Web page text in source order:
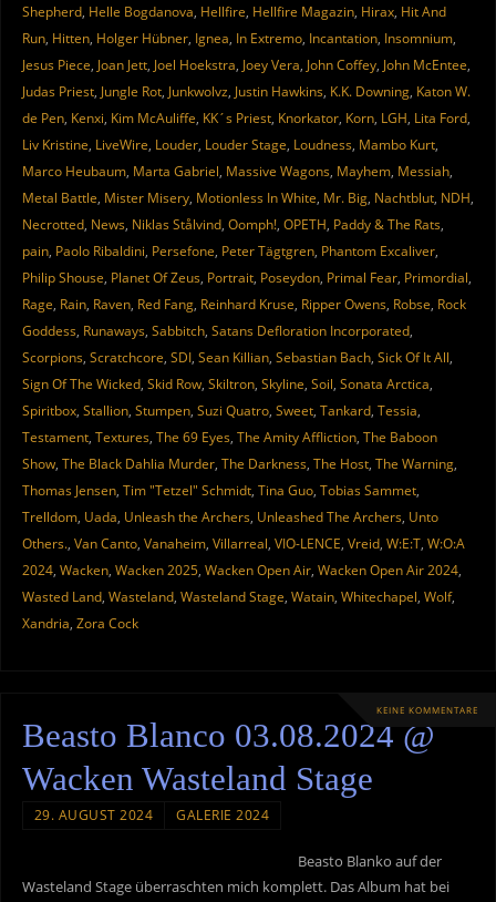
Shepherd, Helle Bogdanova, Hellfire, Hellfire Magazin, Hirax, Hit And
Run, Hitten, Holger Hübner, Ignea, In Extremo, Incantation, Insomnium,
Jesus Piece, Joan Jett, Joel Hoekstra, Joey Vera, John Coffey, John McEntee,
Judas Priest, Jungle Rot, Junkwolvz, Justin Hawkins, K.K. Downing, Katon W.
de Pen, Kenxi, Kim McAuliffe, KK´s Priest, Knorkator, Korn, LGH, Lita Ford,
Liv Kristine, LiveWire, Louder, Louder Stage, Loudness, Mambo Kurt,
Marco Heubaum, Marta Gabriel, Massive Wagons, Mayhem, Messiah,
Metal Battle, Mister Misery, Motionless In White, Mr. Big, Nachtblut, NDH,
Necrotted, News, Niklas Stålvind, Oomph!, OPETH, Paddy & The Rats,
pain, Paolo Ribaldini, Persefone, Peter Tägtgren, Phantom Excaliver,
Philip Shouse, Planet Of Zeus, Portrait, Poseydon, Primal Fear, Primordial,
Rage, Rain, Raven, Red Fang, Reinhard Kruse, Ripper Owens, Robse, Rock
Goddess, Runaways, Sabbitch, Satans Defloration Incorporated,
Scorpions, Scratchcore, SDI, Sean Killian, Sebastian Bach, Sick Of It All,
Sign Of The Wicked, Skid Row, Skiltron, Skyline, Soil, Sonata Arctica,
Spiritbox, Stallion, Stumpen, Suzi Quatro, Sweet, Tankard, Tessia,
Testament, Textures, The 69 Eyes, The Amity Affliction, The Baboon
Show, The Black Dahlia Murder, The Darkness, The Host, The Warning,
Thomas Jensen, Tim "Tetzel" Schmidt, Tina Guo, Tobias Sammet,
Trelldom, Uada, Unleash the Archers, Unleashed The Archers, Unto
Others., Van Canto, Vanaheim, Villarreal, VIO-LENCE, Vreid, W:E:T, W:O:A
2024, Wacken, Wacken 2025, Wacken Open Air, Wacken Open Air 2024,
Wasted Land, Wasteland, Wasteland Stage, Watain, Whitechapel, Wolf,
Xandria, Zora Cock
KEINE KOMMENTARE
Beasto Blanco 03.08.2024 @
Wacken Wasteland Stage
29. AUGUST 2024 GALERIE 2024
Beasto Blanko auf der
Wasteland Stage überraschten mich komplett. Das Album hat bei